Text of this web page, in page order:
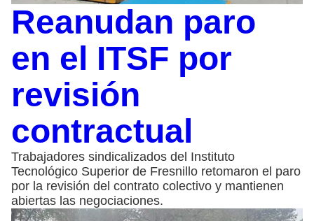
Reanudan paro
en el ITSF por
revisión
contractual
Trabajadores sindicalizados del Instituto
Tecnológico Superior de Fresnillo retomaron el paro
por la revisión del contrato colectivo y mantienen
abiertas las negociaciones.